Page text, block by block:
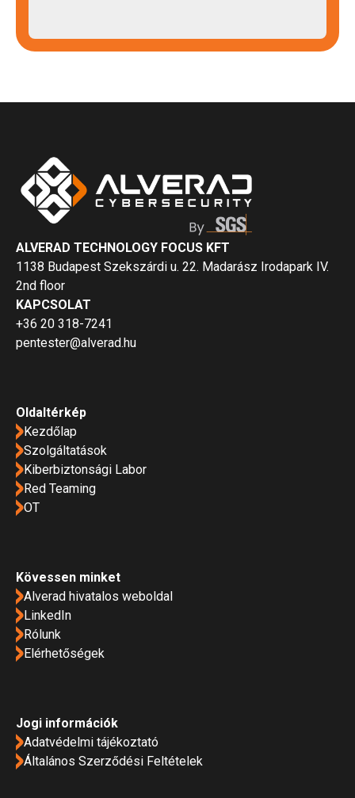
ALVERAD TECHNOLOGY FOCUS KFT
1138 Budapest Szekszárdi u. 22. Madarász Irodapark IV.
2nd floor
KAPCSOLAT
+36 20 318-7241
pentester@alverad.hu
Oldaltérkép
Kezdőlap
Szolgáltatások
Kiberbiztonsági Labor
Red Teaming
OT
Kövessen minket
Alverad hivatalos weboldal
LinkedIn
Rólunk
Elérhetőségek
Jogi információk
Adatvédelmi tájékoztató
Általános Szerződési Feltételek